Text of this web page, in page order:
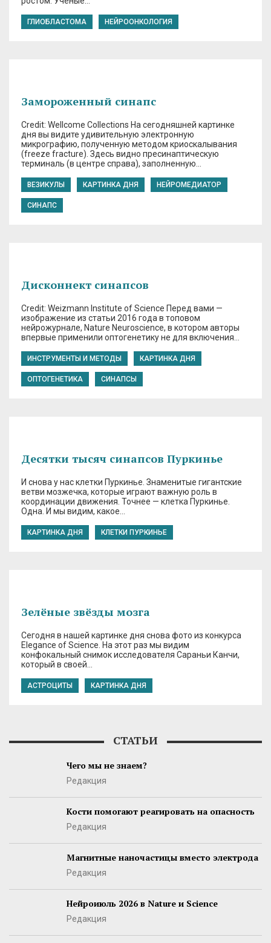
ГЛИОБЛАСТОМА НЕЙРООНКОЛОГИЯ
Замороженный синапс
Credit: Wellcome Collections На сегодняшней картинке
дня вы видите удивительную электронную
микрографию, полученную методом криоскалывания
(freeze fracture). Здесь видно пресинаптическую
терминаль (в центре справа), заполненную…
ВЕЗИКУЛЫ КАРТИНКА ДНЯ НЕЙРОМЕДИАТОР
СИНАПС
Дисконнект синапсов
Credit: Weizmann Institute of Science Перед вами —
изображение из статьи 2016 года в топовом
нейрожурнале, Nature Neuroscience, в котором авторы
впервые применили оптогенетику не для включения…
ИНСТРУМЕНТЫ И МЕТОДЫ КАРТИНКА ДНЯ
ОПТОГЕНЕТИКА СИНАПСЫ
Десятки тысяч синапсов Пуркинье
И снова у нас клетки Пуркинье. Знаменитые гигантские
ветви мозжечка, которые играют важную роль в
координации движения. Точнее — клетка Пуркинье.
Одна. И мы видим, какое…
КАРТИНКА ДНЯ КЛЕТКИ ПУРКИНЬЕ
Зелёные звёзды мозга
Сегодня в нашей картинке дня снова фото из конкурса
Elegance of Science. На этот раз мы видим
конфокальный снимок исследователя Сараньи Канчи,
который в своей…
АСТРОЦИТЫ КАРТИНКА ДНЯ
СТАТЬИ
Чего мы не знаем?
Редакция
Кости помогают реагировать на опасность
Редакция
Магнитные наночастицы вместо электрода
Редакция
Нейроиюль 2026 в Nature и Science
Редакция